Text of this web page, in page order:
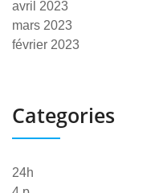
avril 2023
mars 2023
février 2023
Categories
24h